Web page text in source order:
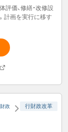
価、修繕・改修設
計画を実行に移す
財政 行財政改革